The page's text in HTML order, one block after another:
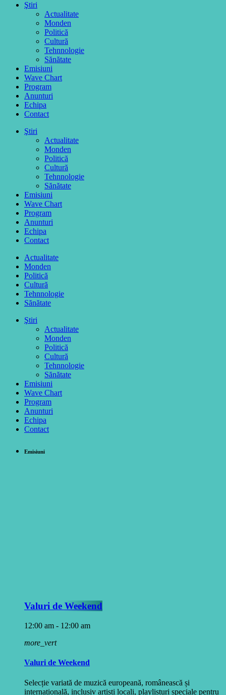
Ştiri
Actualitate
Monden
Politică
Cultură
Tehnnologie
Sănătate
Emisiuni
Wave Chart
Program
Anunturi
Echipa
Contact
Ştiri
Actualitate
Monden
Politică
Cultură
Tehnnologie
Sănătate
Emisiuni
Wave Chart
Program
Anunturi
Echipa
Contact
Actualitate
Monden
Politică
Cultură
Tehnnologie
Sănătate
Ştiri
Actualitate
Monden
Politică
Cultură
Tehnnologie
Sănătate
Emisiuni
Wave Chart
Program
Anunturi
Echipa
Contact
Emisiuni
Valuri de Weekend
12:00 am - 12:00 am
more_vert
Valuri de Weekend
Selecție variată de muzică europeană, românească și
internațională, inclusiv artiști locali, playlisturi speciale pentru